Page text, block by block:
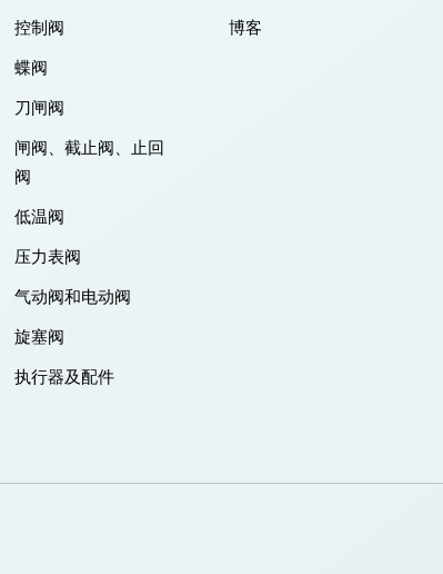
控制阀
蝶阀
刀闸阀
闸阀、截止阀、止回
阀
低温阀
压力表阀
气动阀和电动阀
旋塞阀
执行器及配件
博客